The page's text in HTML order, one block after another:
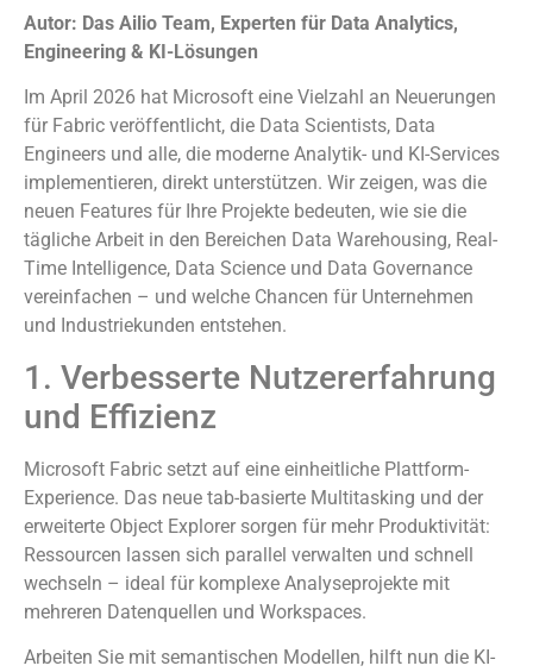
Autor: Das Ailio Team, Experten für Data Analytics,
Engineering & KI-Lösungen
Im April 2026 hat Microsoft eine Vielzahl an Neuerungen
für Fabric veröffentlicht, die Data Scientists, Data
Engineers und alle, die moderne Analytik- und KI-Services
implementieren, direkt unterstützen. Wir zeigen, was die
neuen Features für Ihre Projekte bedeuten, wie sie die
tägliche Arbeit in den Bereichen Data Warehousing, Real-
Time Intelligence, Data Science und Data Governance
vereinfachen – und welche Chancen für Unternehmen
und Industriekunden entstehen.
1. Verbesserte Nutzererfahrung
und Effizienz
Microsoft Fabric setzt auf eine einheitliche Plattform-
Experience. Das neue tab-basierte Multitasking und der
erweiterte Object Explorer sorgen für mehr Produktivität:
Ressourcen lassen sich parallel verwalten und schnell
wechseln – ideal für komplexe Analyseprojekte mit
mehreren Datenquellen und Workspaces.
Arbeiten Sie mit semantischen Modellen, hilft nun die KI-